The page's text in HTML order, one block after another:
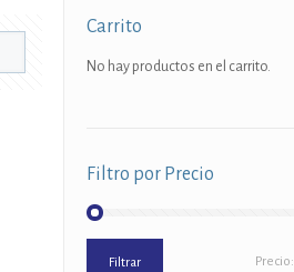
Carrito
No hay productos en el carrito.
Filtro por Precio
Filtrar Precio: